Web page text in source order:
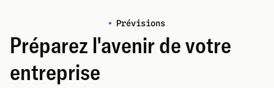
Prévisions
Préparez l'avenir de votre
entreprise